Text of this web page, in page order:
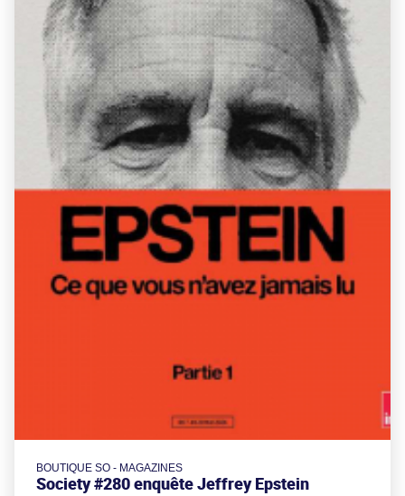
BOUTIQUE SO - MAGAZINES
Society #280 enquête Jeffrey Epstein